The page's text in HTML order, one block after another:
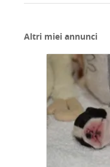
Altri miei annunci